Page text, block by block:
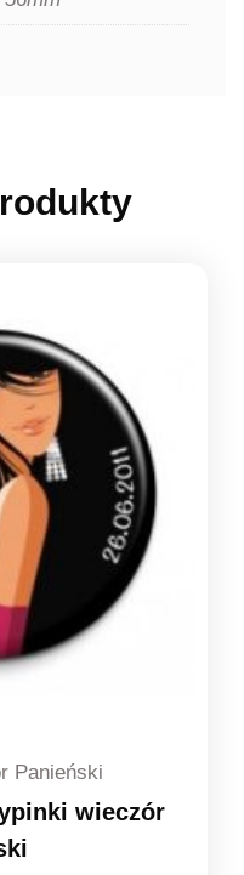
Panieński
wieczór